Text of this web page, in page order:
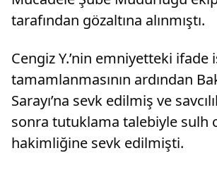
tarafından gözaltına alınmıştı.
Cengiz Y.’nin emniyetteki
tamamlanmasının ardından
Sarayı’na sevk edilmiş ve
sonra tutuklama talebiyle sulh
hakimliğine sevk edilmişti.